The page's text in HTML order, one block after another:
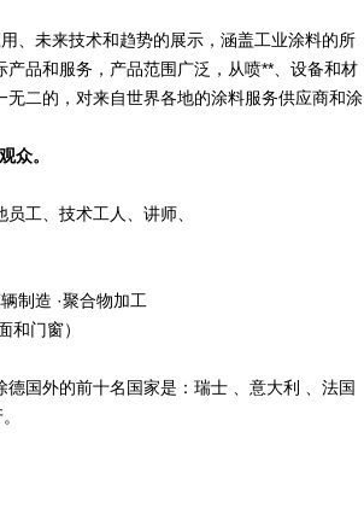
、未来技术和趋势的展示，涵盖工业涂料的所
品和服务，产品范围广泛，从喷**、设备和材
二的，对来自世界各地的涂料服务供应商和涂
众。
工、技术工人、讲师、
制造 ·聚合物加工
和门窗）
国外的前十名国家是：瑞士 、意大利 、法国